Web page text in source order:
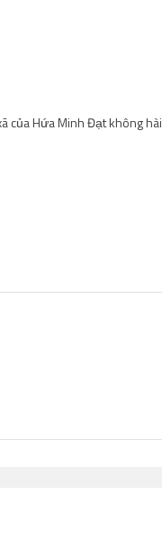
của Hứa Minh Đạt không hài